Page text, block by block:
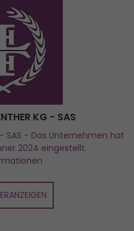
KG - SAS
SAS - Das Unternehmen hat
2024 eingestellt.